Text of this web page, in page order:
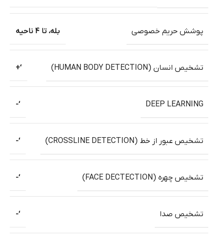
پوشش حریم خصوصی بله، تا 4 ناحیه
تشخیص انسان (HUMAN BODY DETECTION) ‘+
DEEP LEARNING
‘-
تشخیص عبور از خط (CROSSLINE DETECTION) ‘-
تشخیص چهره (FACE DECTECTION) ‘-
تشخیص صدا ‘-